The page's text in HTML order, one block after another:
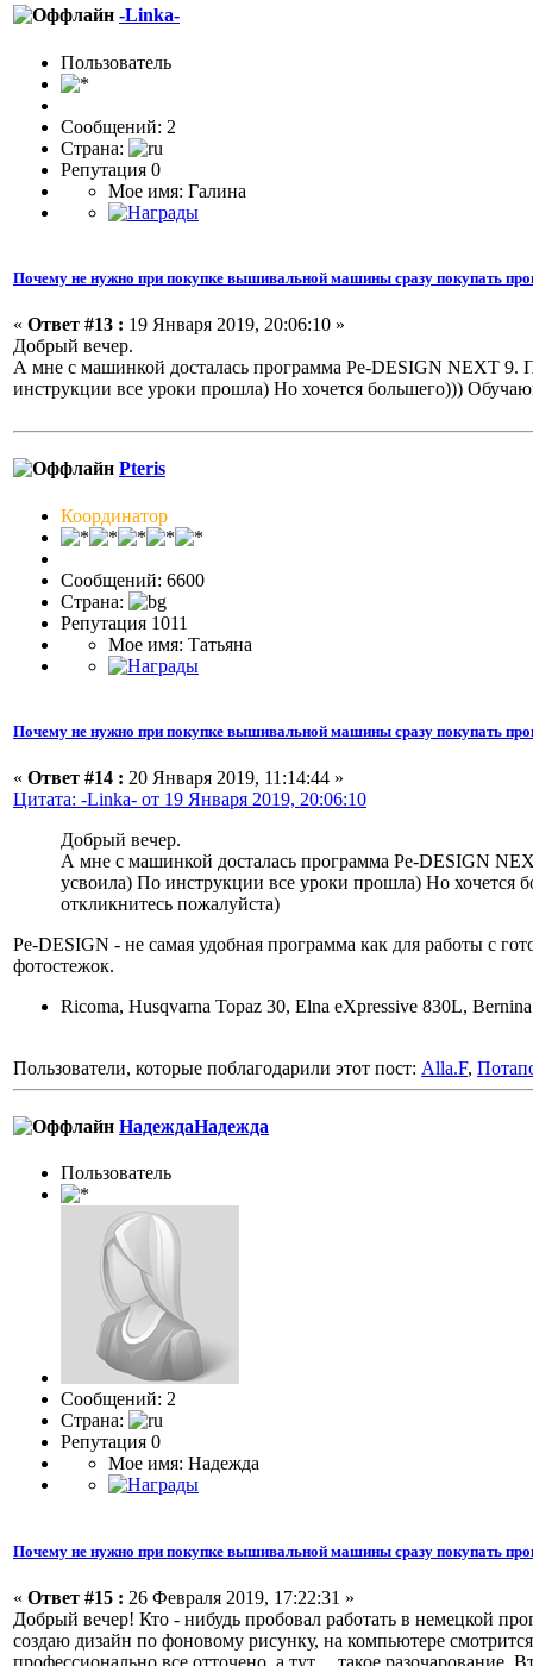
-Linka-
Пользователь
Сообщений: 2
Страна:
Репутация 0
Мое имя: Галина
Почему не нужно при покупке вышивальной машины сразу покупать
« Ответ #13 : 19 Января 2019, 20:06:10 »
Добрый вечер.
А мне с машинкой досталась программа Pe-DESIGN NEXT 9.
инструкции все уроки прошла) Но хочется большего)))
Pteris
Координатор
Сообщений: 6600
Страна:
Репутация 1011
Мое имя: Татьяна
Почему не нужно при покупке вышивальной машины сразу покупать
« Ответ #14 : 20 Января 2019, 11:14:44 »
Цитата: -Linka- от 19 Января 2019, 20:06:10
Добрый вечер.
А мне с машинкой досталась программа Pe-DESIGN
усвоила) По инструкции все уроки прошла) Но
откликнитесь пожалуйста)
Pe-DESIGN - не самая удобная программа как для работы с
фотостежок.
Ricoma, Husqvarna Topaz 30, Elna eXpressive 830L,
Пользователи, которые поблагодарили этот пост: Alla.F,
НадеждаНадежда
Пользователь
Сообщений: 2
Страна:
Репутация 0
Мое имя: Надежда
Почему не нужно при покупке вышивальной машины сразу покупать
« Ответ #15 : 26 Февраля 2019, 17:22:31 »
Добрый вечер! Кто - нибудь пробовал работать в немецкой
создаю дизайн по фоновому рисунку, на компьютере
профессионально все отточено, а тут.... такое